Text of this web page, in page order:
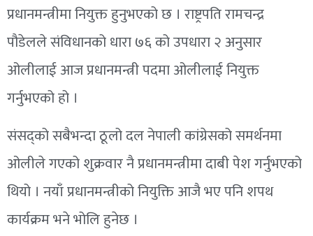
प्रधानमन्त्रीमा नियुक्त हुनुभएको छ । राष्ट्रपति रामचन्द्र
पौडेलले संविधानको धारा ७६ को उपधारा २ अनुसार
ओलीलाई आज प्रधानमन्त्री पदमा ओलीलाई नियुक्त
गर्नुभएको हो ।
संसद्को सबैभन्दा ठूलो दल नेपाली कांग्रेसको समर्थनमा
ओलीले गएको शुक्रवार नै प्रधानमन्त्रीमा दाबी पेश गर्नुभएको
थियो । नयाँ प्रधानमन्त्रीको नियुक्ति आजै भए पनि शपथ
कार्यक्रम भने भोलि हुनेछ ।